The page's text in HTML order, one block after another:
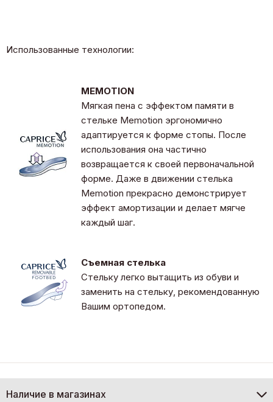
Использованные технологии:
MEMOTION
Мягкая пена с эффектом памяти в
стельке Memotion эргономично
адаптируется к форме стопы. После
использования она частично
возвращается к своей первоначальной
форме. Даже в движении стелька
Memotion прекрасно демонстрирует
эффект амортизации и делает мягче
каждый шаг.
Съемная стелька
Стельку легко вытащить из обуви и
заменить на стельку, рекомендованную
Вашим ортопедом.
Наличие в магазинах